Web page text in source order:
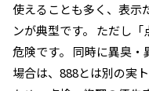
使えることも多く、表示
ンが典型です。 ただし
危険です。 同時に異臭
場合は、888とは別の実